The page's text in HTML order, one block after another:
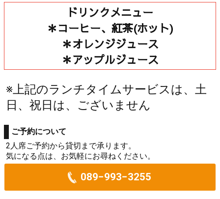
ドリンクメニュー
＊コーヒー、紅茶(ホット)
＊オレンジジュース
＊アップルジュース
※上記のランチタイムサービスは、土
日、祝日は、ございません
ご予約について
2人席ご予約から貸切まで承ります。
気になる点は、お気軽にお尋ねください。
089−993−3255